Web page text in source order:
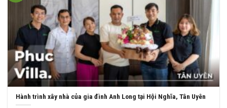
Hành trình xây nhà của gia đình Anh Long tại Hội Nghĩa, Tân Uyên